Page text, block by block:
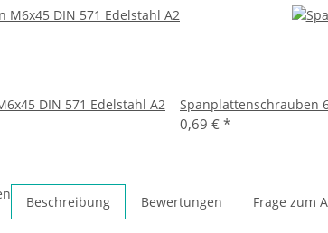
DIN 571 Edelstahl A2 Spanplattenschrauben
0,69 € *
Beschreibung Bewertungen Frage zum